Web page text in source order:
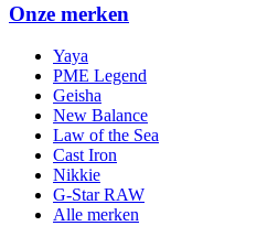
Onze merken
Yaya
PME Legend
Geisha
New Balance
Law of the Sea
Cast Iron
Nikkie
G-Star RAW
Alle merken